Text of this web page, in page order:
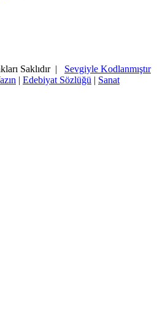
Saklıdır | Sevgiyle Kodlanmıştır
| Edebiyat Sözlüğü | Sanat